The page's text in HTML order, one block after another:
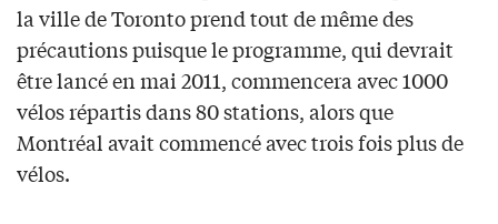
la ville de Toronto prend tout de même des
précautions puisque le programme, qui devrait
être lancé en mai 2011, commencera avec 1000
vélos répartis dans 80 stations, alors que
Montréal avait commencé avec trois fois plus de
vélos.